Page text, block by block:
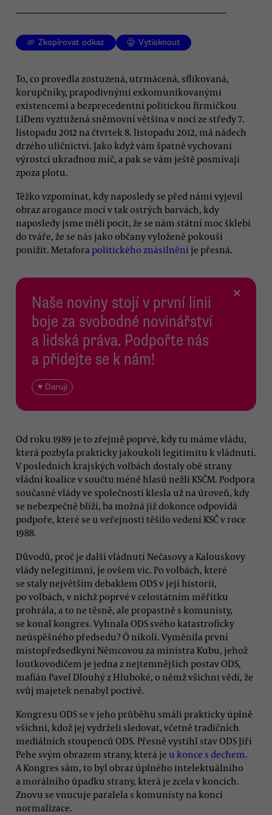
Zkopírovat odkaz Vytisknout
To, co provedla zostuzená, utrmácená, sflikovaná,
korupčníky, prapodivnými exkomunikovanými
existencemi a bezprecedentní politickou firmičkou
LiDem vyztužená sněmovní většina v noci ze středy 7.
listopadu 2012 na čtvrtek 8. listopadu 2012, má nádech
drzého uličnictví. Jako když vám špatně vychovaní
výrostci ukradnou míč, a pak se vám ještě posmívají
zpoza plotu.
Těžko vzpomínat, kdy naposledy se před námi vyjevil
obraz arogance moci v tak ostrých barvách, kdy
naposledy jsme měli pocit, že se nám státní moc šklebí
do tváře, že se nás jako občany vyloženě pokouší
ponížit. Metafora politického znásilnění je přesná.
Naše noviny stojí v první linii
boje za svobodné novinářství
a lidská práva. Podpořte nás
a přidejte se k nám!
♥ Daruji
×
Od roku 1989 je to zřejmě poprvé, kdy tu máme vládu,
která pozbyla prakticky jakoukoli legitimitu k vládnutí.
V posledních krajských volbách dostaly obě strany
vládní koalice v součtu méně hlasů nežli KSČM. Podpora
současné vlády ve společnosti klesla už na úroveň, kdy
se nebezpečně blíží, ba možná již dokonce odpovídá
podpoře, které se u veřejnosti těšilo vedení KSČ v roce
1988.
Důvodů, proč je další vládnutí Nečasovy a Kalouskovy
vlády nelegitimní, je ovšem víc. Po volbách, které
se staly největším debaklem ODS v její historii,
po volbách, v nichž poprvé v celostátním měřítku
prohrála, a to ne těsně, ale propastně s komunisty,
se konal kongres. Vyhnala ODS svého katastroficky
neúspěšného předsedu? Ó nikoli. Vyměnila první
místopředsedkyni Němcovou za ministra Kubu, jehož
loutkovodičem je jedna z nejtemnějších postav ODS,
mafián Pavel Dlouhý z Hluboké, o němž všichni vědí, že
svůj majetek nenabyl poctivě.
Kongresu ODS se v jeho průběhu smáli prakticky úplně
všichni, kdož jej vydrželi sledovat, včetně tradičních
mediálních stoupenců ODS. Přesně vystihl stav ODS Jiří
Pehe svým obrazem strany, která je u konce s dechem.
A Kongres sám, to byl obraz úplného intelektuálního
a morálního úpadku strany, která je zcela v koncích.
Znovu se vnucuje paralela s komunisty na konci
normalizace.